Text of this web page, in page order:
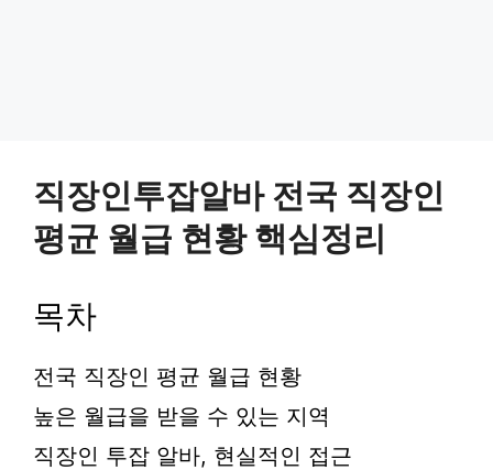
직장인투잡알바 전국 직장인
평균 월급 현황 핵심정리
목차
전국 직장인 평균 월급 현황
높은 월급을 받을 수 있는 지역
직장인 투잡 알바, 현실적인 접근